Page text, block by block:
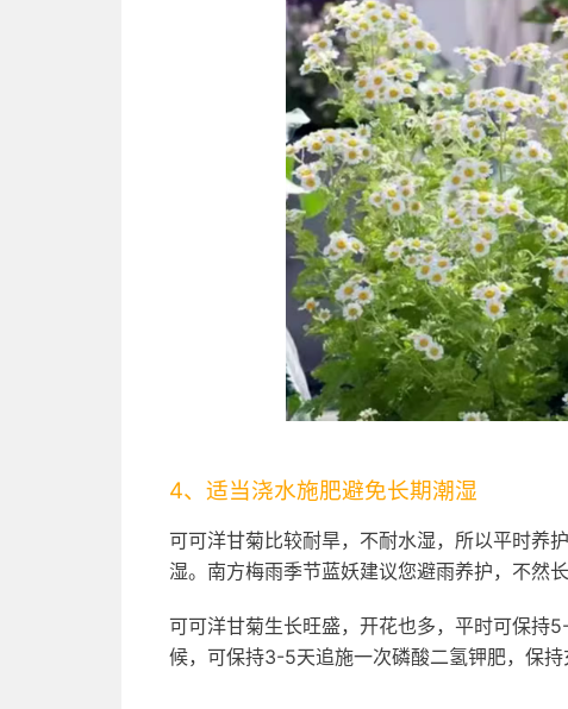
4、适当浇水施肥避免长期潮湿
可可洋甘菊比较耐旱，不耐水湿，所以平时养
湿。南方梅雨季节蓝妖建议您避雨养护，不然
可可洋甘菊生长旺盛，开花也多，平时可保持
候，可保持3-5天追施一次磷酸二氢钾肥，保持